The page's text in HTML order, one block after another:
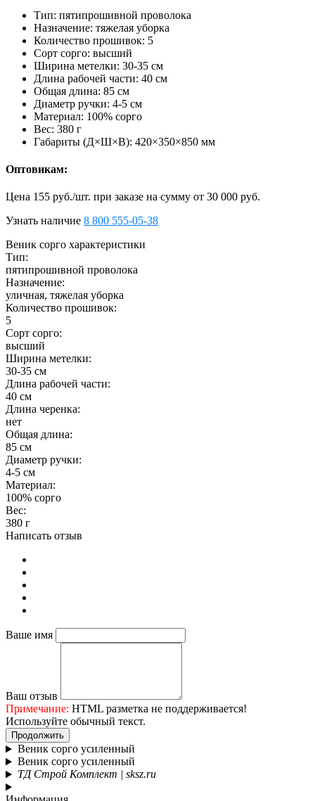
Тип: пятипрошивной проволока
Назначение: тяжелая уборка
Количество прошивок: 5
Сорт сорго: высший
Ширина метелки: 30-35 см
Длина рабочей части: 40 см
Общая длина: 85 см
Диаметр ручки: 4-5 см
Материал: 100% сорго
Вес: 380 г
Габариты (Д×Ш×В): 420×350×850 мм
Оптовикам:
Цена 155 руб./шт. при заказе на сумму от 30 000 руб.
Узнать наличие 8 800 555-05-38
Веник сорго характеристики
Тип:
пятипрошивной проволока
Назначение:
уличная, тяжелая уборка
Количество прошивок:
5
Сорт сорго:
высший
Ширина метелки:
30-35 см
Длина рабочей части:
40 см
Длина черенка:
нет
Общая длина:
85 см
Диаметр ручки:
4-5 см
Материал:
100% сорго
Вес:
380 г
Написать отзыв
Ваше имя
Ваш отзыв
Примечание: HTML разметка не поддерживается!
Используйте обычный текст.
Продолжить
Веник сорго усиленный
Веник сорго усиленный
ТД Строй Комплект | sksz.ru